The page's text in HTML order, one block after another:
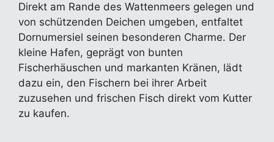
Direkt am Rande des Wattenmeers gelegen und
von schützenden Deichen umgeben, entfaltet
Dornumersiel seinen besonderen Charme. Der
kleine Hafen, geprägt von bunten
Fischerhäuschen und markanten Kränen, lädt
dazu ein, den Fischern bei ihrer Arbeit
zuzusehen und frischen Fisch direkt vom Kutter
zu kaufen.